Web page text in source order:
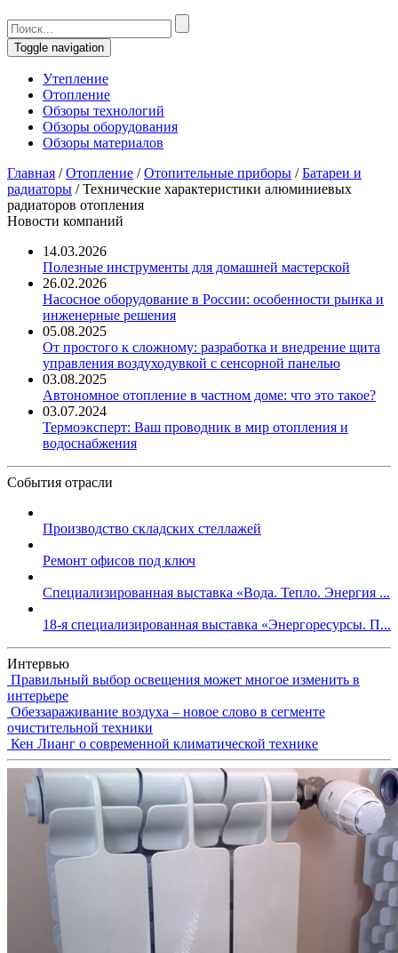
Toggle navigation
Утепление
Отопление
Обзоры технологий
Обзоры оборудования
Обзоры материалов
Главная /Отопление /Отопительные приборы /Батареи и
радиаторы /Технические характеристики алюминиевых
радиаторов отопления
Новости компаний
14.03.2026
Полезные инструменты для домашней мастерской
26.02.2026
Насосное оборудование в России: особенности рынка и
инженерные решения
05.08.2025
От простого к сложному: разработка и внедрение щита
управления воздуходувкой с сенсорной панелью
03.08.2025
Автономное отопление в частном доме: что это такое?
03.07.2024
Термоэксперт: Ваш проводник в мир отопления и
водоснабжения
События отрасли
Производство складских стеллажей
Ремонт офисов под ключ
Специализированная выставка «Вода. Тепло. Энергия ...
18-я специализированная выставка «Энергоресурсы. П...
Интервью
Правильный выбор освещения может многое изменить в
интерьере
Обеззараживание воздуха – новое слово в сегменте
очистительной техники
Кен Лианг о современной климатической технике